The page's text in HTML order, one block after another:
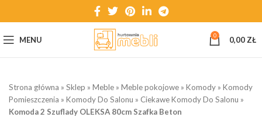
MENU 0 0,00 ZŁ
Strona główna » Sklep » Meble » Meble pokojowe » Komody » Komody
Pomieszczenia » Komody Do Salonu » Ciekawe Komody Do Salonu »
Komoda 2 Szuflady OLEKSA 80cm Szafka Beton